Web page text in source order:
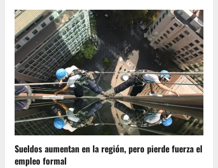
Sueldos aumentan en la región, pero pierde fuerza el
empleo formal